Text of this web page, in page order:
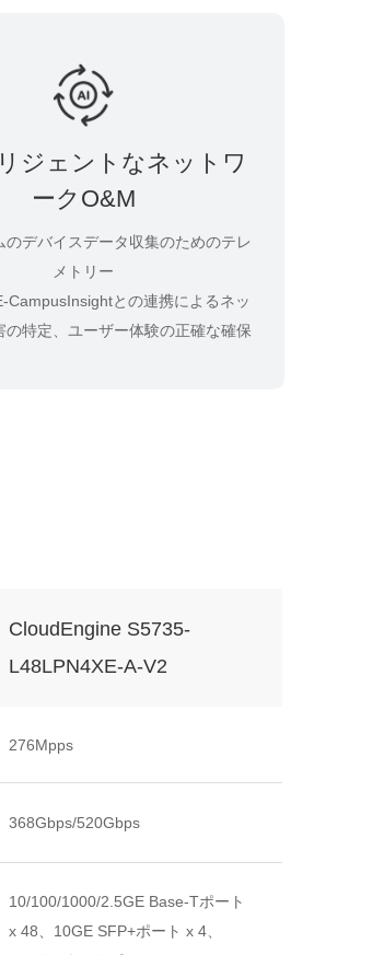
ジェントなネットワ
ークO&M
のデバイスデータ収集のためのテレ
メトリー
CampusInsightとの連携によるネッ
の特定、ユーザー体験の正確な確保
CloudEngine S5735-
L48LPN4XE-A-V2
276Mpps
368Gbps/520Gbps
10/100/1000/2.5GE Base-Tポート
x 48、10GE SFP+ポート x 4、